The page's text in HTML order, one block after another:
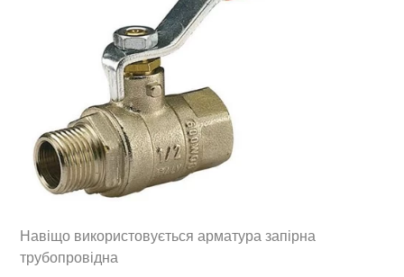
Навіщо використовується арматура запірна
трубопровідна